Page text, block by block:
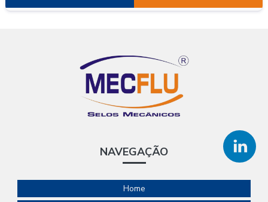
NAVEGAÇÃO
Home